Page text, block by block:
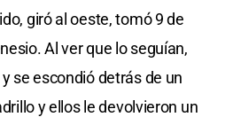
giró al oeste, tomó 9 de
Al ver que lo seguían,
se escondió detrás de un
y ellos le devolvieron un